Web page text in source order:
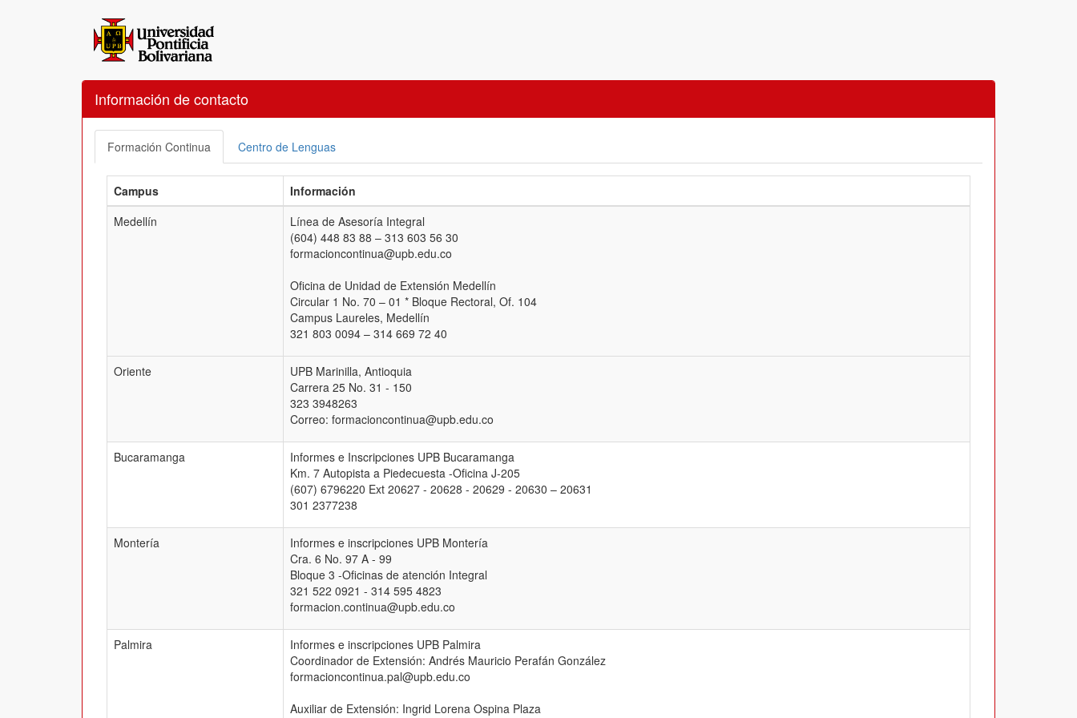
Información de contacto
Formación Continua Centro de Lenguas
Campus
Información
Medellín
Línea de Asesoría Integral
(604) 448 83 88 – 313 603 56 30
formacioncontinua@upb.edu.co
Oficina de Unidad de Extensión Medellín
Circular 1 No. 70 – 01 * Bloque Rectoral, Of. 104
Campus Laureles, Medellín
321 803 0094 – 314 669 72 40
Oriente
UPB Marinilla, Antioquia
Carrera 25 No. 31 - 150
323 3948263
Correo: formacioncontinua@upb.edu.co
Bucaramanga
Informes e Inscripciones UPB Bucaramanga
Km. 7 Autopista a Piedecuesta -Oficina J-205
(607) 6796220 Ext 20627 - 20628 - 20629 - 20630 – 20631
301 2377238
Montería
Informes e inscripciones UPB Montería
Cra. 6 No. 97 A - 99
Bloque 3 -Oficinas de atención Integral
321 522 0921 - 314 595 4823
formacion.continua@upb.edu.co
Palmira
Informes e inscripciones UPB Palmira
Coordinador de Extensión: Andrés Mauricio Perafán González
formacioncontinua.pal@upb.edu.co
Auxiliar de Extensión: Ingrid Lorena Ospina Plaza